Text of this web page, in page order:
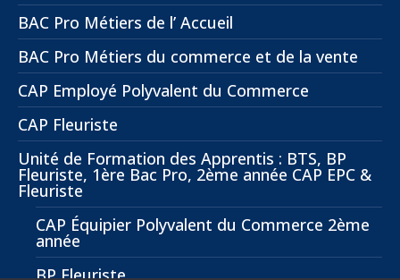
BAC Pro Métiers de l’ Accueil
BAC Pro Métiers du commerce et de la vente
CAP Employé Polyvalent du Commerce
CAP Fleuriste
Unité de Formation des Apprentis : BTS, BP
Fleuriste, 1ère Bac Pro, 2ème année CAP EPC &
Fleuriste
CAP Équipier Polyvalent du Commerce 2ème
année
BP Fleuriste